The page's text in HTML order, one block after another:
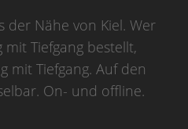
der Nähe von Kiel. Wer
Tiefgang bestellt,
mit Tiefgang. Auf den
On- und offline.